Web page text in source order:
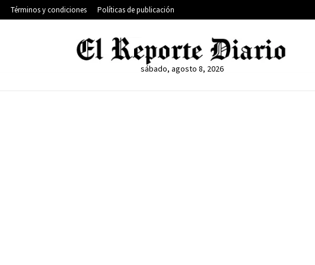
Términos y condiciones Políticas de publicación
sábado, agosto 8, 2026